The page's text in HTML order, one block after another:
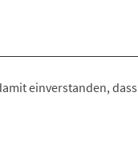
einverstanden,